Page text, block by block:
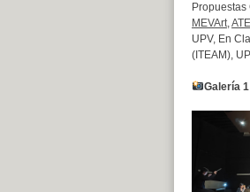
MEVArt,
UPV, En
(ITEAM),
Galería